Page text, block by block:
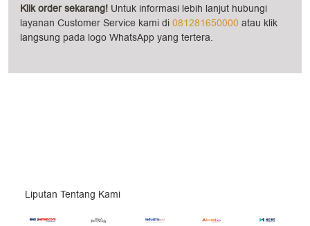
Klik order sekarang! Untuk informasi lebih lanjut hubungi
layanan Customer Service kami di 081281650000 atau klik
langsung pada logo WhatsApp yang tertera.
Liputan Tentang Kami